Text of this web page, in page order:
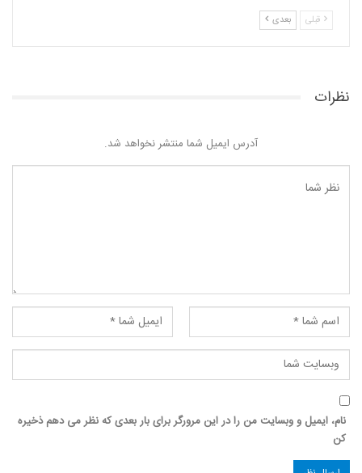
قبلی بعدی
نظرات
آدرس ایمیل شما منتشر نخواهد شد.
نام، ایمیل و وبسایت من را در این مرورگر برای بار بعدی که نظر می دهم ذخیره
کن